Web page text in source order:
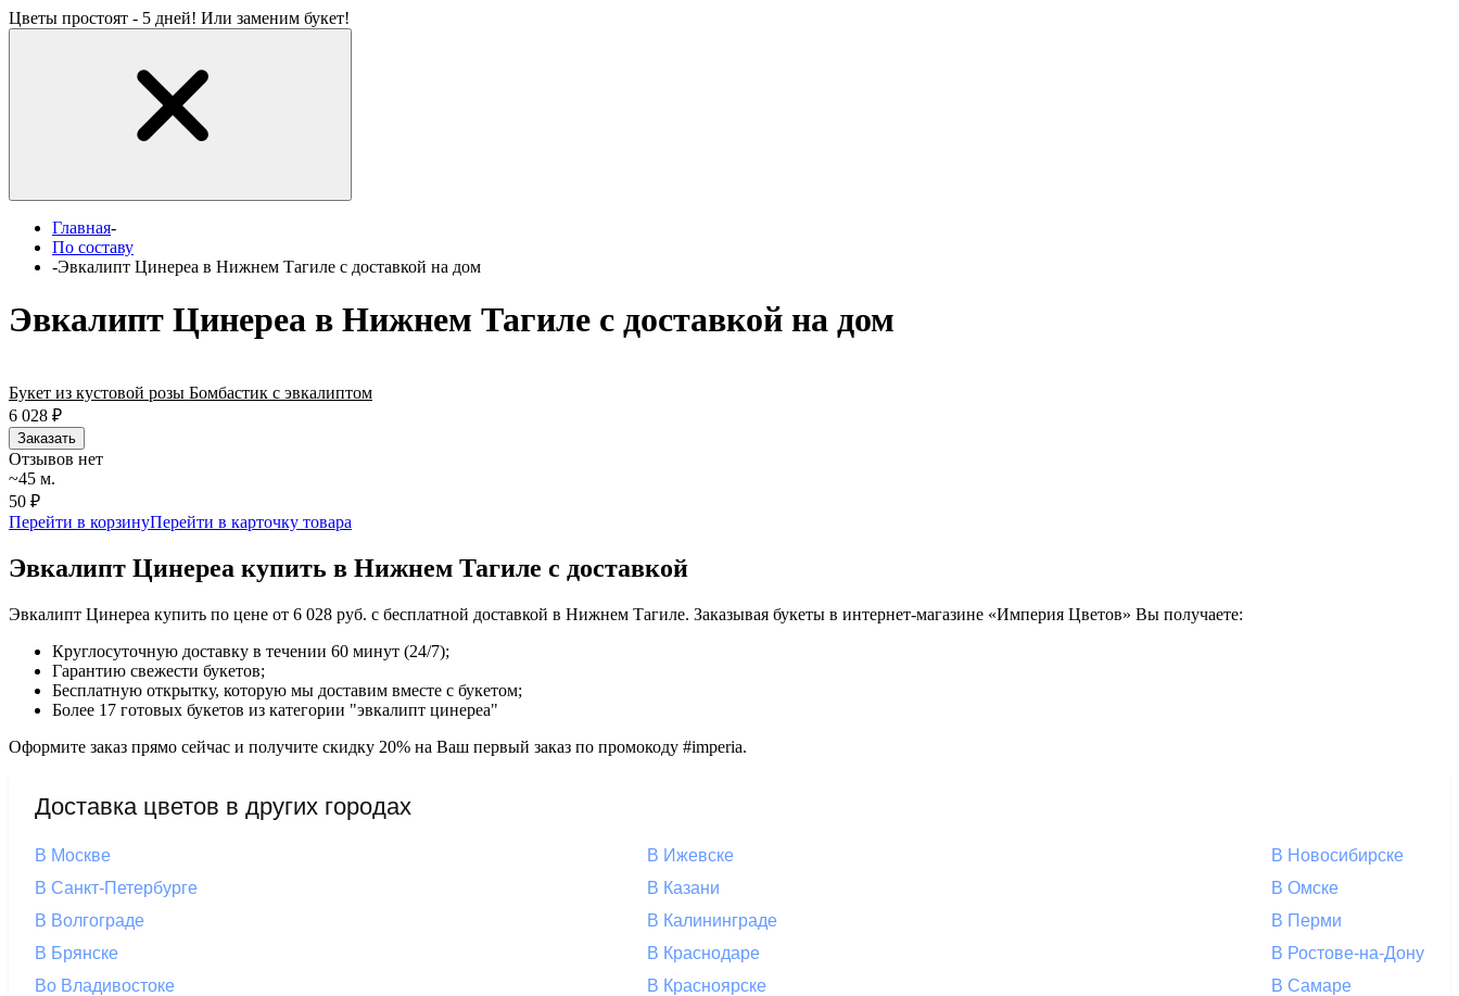
Цветы простоят - 5 дней! Или заменим букет!
Главная-
По составу
-Эвкалипт Цинереа в Нижнем Тагиле с доставкой на дом
Эвкалипт Цинереа в Нижнем Тагиле с доставкой на дом
Букет из кустовой розы Бомбастик с эвкалиптом
6 028 ₽
Заказать
Отзывов нет
~45 м.
50 ₽
Перейти в корзинуПерейти в карточку товара
Эвкалипт Цинереа купить в Нижнем Тагиле с доставкой
Эвкалипт Цинереа купить по цене от 6 028 руб. с бесплатной доставкой в Нижнем Тагиле. Заказывая букеты в интернет-магазине «Империя Цветов» Вы получаете:
Круглосуточную доставку в течении 60 минут (24/7);
Гарантию свежести букетов;
Бесплатную открытку, которую мы доставим вместе с букетом;
Более 17 готовых букетов из категории "эвкалипт цинереа"
Оформите заказ прямо сейчас и получите скидку 20% на Ваш первый заказ по промокоду #imperia.
Доставка цветов в других городах
В Москве
В Санкт-Петербурге
В Волгограде
В Брянске
Во Владивостоке
В Ижевске
В Казани
В Калининграде
В Краснодаре
В Красноярске
В Новосибирске
В Омске
В Перми
В Ростове-на-Дону
В Самаре